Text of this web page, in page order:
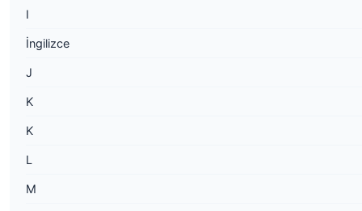
I
İngilizce
J
K
K
L
M